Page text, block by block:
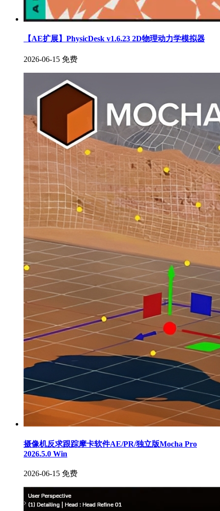
【AE扩展】PhysicDesk v1.6.23 2D物理动力学模拟器
2026-06-15 免费
摄像机反求跟踪摩卡软件AE/PR/独立版Mocha Pro
2026.5.0 Win
2026-06-15 免费